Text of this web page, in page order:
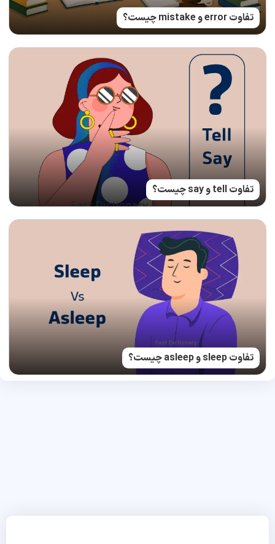
تفاوت error و mistake چیست؟
تفاوت tell و say چیست؟
تفاوت sleep و asleep چیست؟